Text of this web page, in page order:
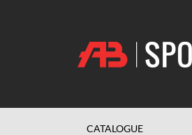
CATALOGUE